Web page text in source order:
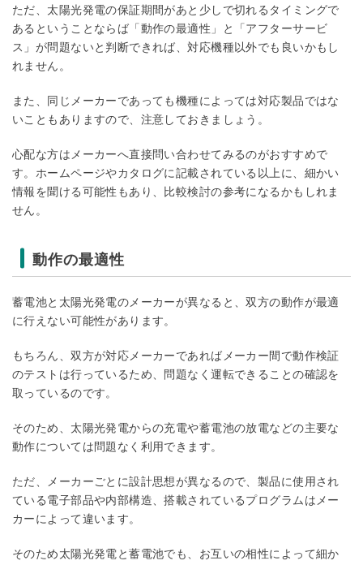
ただ、太陽光発電の保証期間があと少しで切れるタイミングで
あるということならば「動作の最適性」と「アフターサービ
ス」が問題ないと判断できれば、対応機種以外でも良いかもし
れません。
また、同じメーカーであっても機種によっては対応製品ではな
いこともありますので、注意しておきましょう。
心配な方はメーカーへ直接問い合わせてみるのがおすすめで
す。ホームページやカタログに記載されている以上に、細かい
情報を聞ける可能性もあり、比較検討の参考になるかもしれま
せん。
動作の最適性
蓄電池と太陽光発電のメーカーが異なると、双方の動作が最適
に行えない可能性があります。
もちろん、双方が対応メーカーであればメーカー間で動作検証
のテストは行っているため、問題なく運転できることの確認を
取っているのです。
そのため、太陽光発電からの充電や蓄電池の放電などの主要な
動作については問題なく利用できます。
ただ、メーカーごとに設計思想が異なるので、製品に使用され
ている電子部品や内部構造、搭載されているプログラムはメー
カーによって違います。
そのため太陽光発電と蓄電池でも、お互いの相性によって細か